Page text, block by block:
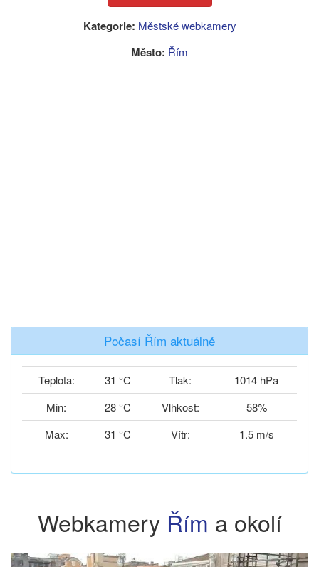
Kategorie: Městské webkamery
Město: Řím
Počasí Řím aktuálně
Teplota: 31 °C Tlak:
1014 hPa
Min:
28 °C Vlhkost:
58%
Max:
31 °C Vítr: 1.5 m/s
Webkamery Řím a okolí